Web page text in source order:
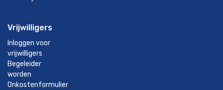
Vrijwilligers
Inloggen voor
vrijwilligers
Begeleider
worden
Onkostenformulier